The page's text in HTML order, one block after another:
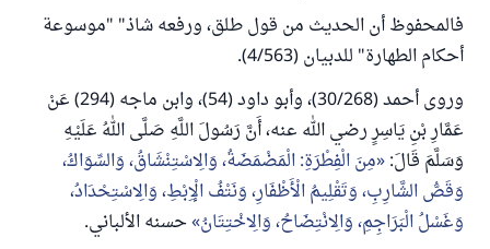
فالمحفوظ أن الحديث من قول طلق، ورفعه شاذ" "موسوعة
أحكام الطهارة" للدبيان (4/563).
وروى أحمد (30/268)، وأبو داود (54)، وابن ماجه (294) عَنْ
عَمَّارِ بْنِ يَاسِرٍ رضي الله عنه، أَنَّ رَسُولَ اللَّهِ صَلَّى اللهُ عَلَيْهِ
وَسَلَّمَ قَالَ: مِنَ الْفِطْرَةِ: الْمَضْمَضَةُ، وَالِاسْتِنْشَاقُ، وَالسِّوَاكُ،
وَقَصُّ الشَّارِبِ، وَتَقْلِيمُ الْأَظْفَارِ، وَنَتْفُ الْإِبْطِ، وَالِاسْتِحْدَادُ،
وَغَسْلُ الْبَرَاجِمِ، وَالِانْتِضَاحُ، وَالِاخْتِتَانُ حسنه الألباني.